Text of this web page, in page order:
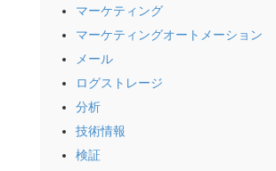
マーケティング
マーケティングオートメーション
メール
ログストレージ
分析
技術情報
検証